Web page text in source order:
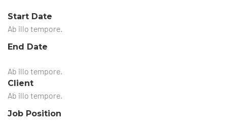
Start Date
Ab illo tempore.
End Date
Ab illo tempore.
Client
Ab illo tempore.
Job Position